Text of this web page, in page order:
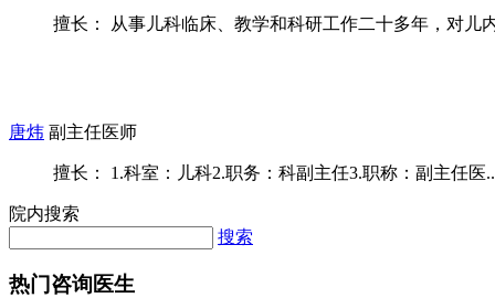
擅长： 从事儿科临床、教学和科研工作二十多年，对儿
唐炜 副主任医师
擅长： 1.科室：儿科2.职务：科副主任3.职称：副主任医
院内搜索
搜索
热门咨询医生